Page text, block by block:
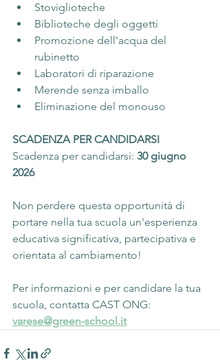
Stoviglioteche
Biblioteche degli oggetti
Promozione dell'acqua del
rubinetto
Laboratori di riparazione
Merende senza imballo
Eliminazione del monouso
SCADENZA PER CANDIDARSI
Scadenza per candidarsi: 30 giugno
2026
Non perdere questa opportunità di
portare nella tua scuola un'esperienza
educativa significativa, partecipativa e
orientata al cambiamento!
Per informazioni e per candidare la tua
scuola, contatta CAST ONG:
varese@green-school.it